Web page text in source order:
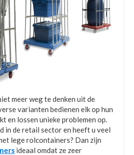
meer weg te denken uit de
varianten bedienen elk op hun
en lossen unieke problemen op.
in de retail sector en heeft u veel
lege rolcontainers? Dan zijn
ideaal omdat ze zeer